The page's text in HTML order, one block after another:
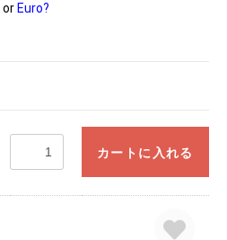
or Euro?
カートに入れる